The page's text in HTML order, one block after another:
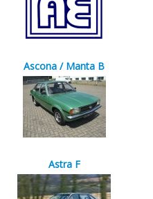
Ascona / Manta B
Astra F